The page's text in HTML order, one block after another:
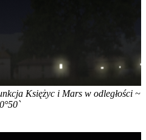
Księżyc i Mars w odległości ~
0°50`